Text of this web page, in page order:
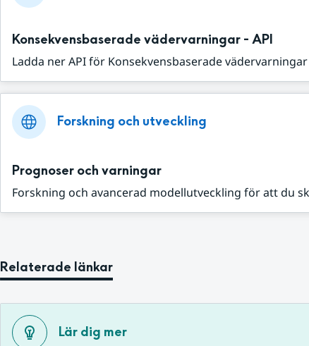
Konsekvensbaserade vädervarningar - API
Ladda ner API för Konsekvensbaserade vädervarningar
Forskning och utveckling
Prognoser och varningar
Forskning och avancerad modellutveckling för att du
Relaterade länkar
Lär dig mer